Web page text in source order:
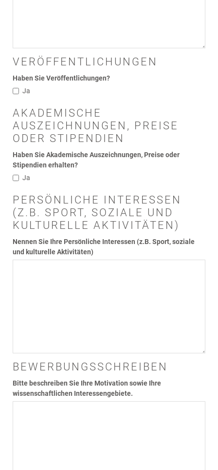
VERÖFFENTLICHUNGEN
Haben Sie Veröffentlichungen?
Ja
AKADEMISCHE
AUSZEICHNUNGEN, PREISE
ODER STIPENDIEN
Haben Sie Akademische Auszeichnungen, Preise oder
Stipendien erhalten?
Ja
PERSÖNLICHE INTERESSEN
(Z.B. SPORT, SOZIALE UND
KULTURELLE AKTIVITÄTEN)
Nennen Sie Ihre Persönliche Interessen (z.B. Sport, soziale
und kulturelle Aktivitäten)
BEWERBUNGSSCHREIBEN
Bitte beschreiben Sie Ihre Motivation sowie Ihre
wissenschaftlichen Interessengebiete.